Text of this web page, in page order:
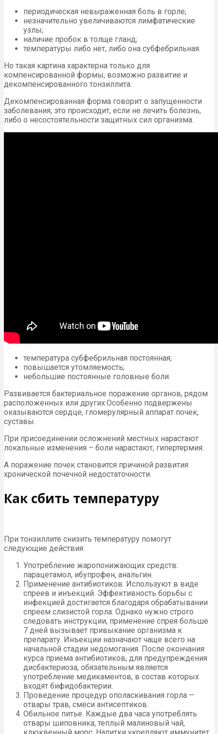
периодическая невыраженная боль в горле;
незначительно увеличиваются лимфатические
узлы;
наличие пробок в толще гланд;
температуры либо нет, либо она субфебрильная.
Но такая картина характерна только для
компенсированной формы, возможно развитие и
декомпенсированного тонзиллита.
Декомпенсированная форма говорит о запущенности
заболевания, это происходит, если не лечить болезнь,
либо о несостоятельности защитных сил организма.
температура субфебрильная постоянная;
повышается утомляемость;
небольшие постоянные головные боли.
Развивается бактериальное поражение органов, рядом
расположенных или других.Особенно подвержены
оказываются сердце, гломерулярный аппарат почек,
суставы.
При присоединении осложнений местных нарастают
локальные изменения – боли нарастают, гипертермия.
А поражение почек становится причиной развития
хронической почечной недостаточности.
Как сбить температуру
При тонзиллите снизить температуру помогут
следующие действия:
Употребление жаропонижающих средств:
парацетамол, ибупрофен, анальгин.
Применение антибиотиков. Используют в виде
спреев и инъекций. Эффективность борьбы с
инфекцией достигается благодаря обрабатывании
спреем слизистой горла. Однако нужно строго
следовать инструкции, применение спрея больше
7 дней вызывает привыкание организма к
препарату. Инъекции назначают чаще всего на
начальной стадии недомогания. После окончания
курса приема антибиотиков, для предупреждения
дисбактериоза, обязательным является
употребление медикаментов, в состав которых
входят бифидобактерии.
Проведение процедур ополаскивания горла —
отвары трав, смеси антисептиков.
Обильное питье. Каждые два часа употреблять
отвары шиповника, теплый малиновый чай,